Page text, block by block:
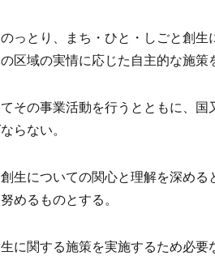
っとり、まち・ひと・しごと創
区域の実情に応じた自主的な施策
その事業活動を行うとともに、
らない。
生についての関心と理解を深め
めるものとする。
に関する施策を実施するため必